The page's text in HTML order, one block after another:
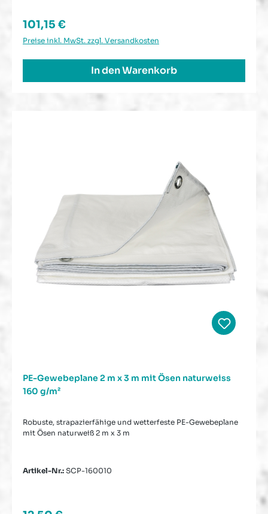
Regulärer Preis:
101,15 €
Preise inkl. MwSt. zzgl. Versandkosten
In den Warenkorb
PE-Gewebeplane 2 m x 3 m mit Ösen naturweiss
160 g/m²
Robuste, strapazierfähige und wetterfeste PE-Gewebeplane
mit Ösen naturweiß 2 m x 3 m
Artikel-Nr.: SCP-160010